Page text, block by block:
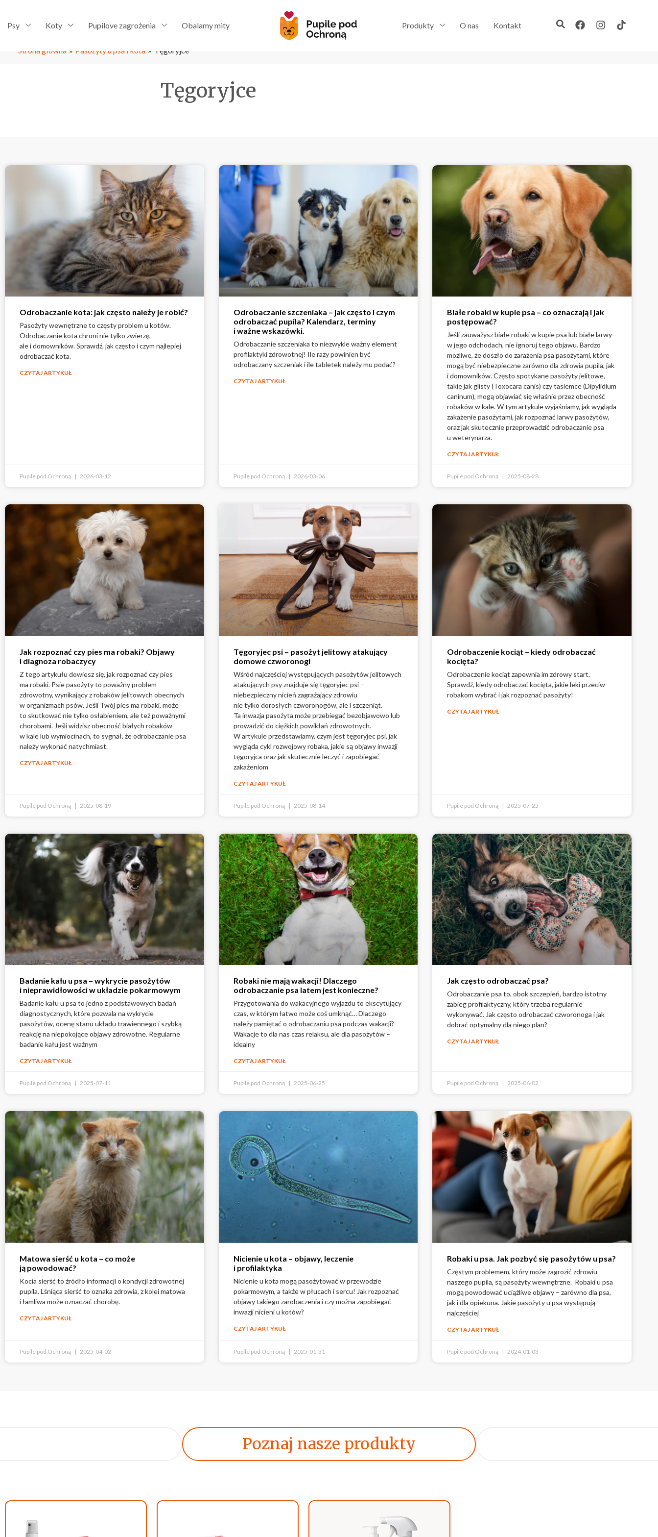
Psy Koty Pupilove zagrożenia Obalamy mity Produkty O nas Kontakt
Strona główna » Pasożyty u psa i kota » Tęgoryjce
Tęgoryjce
Odrobaczanie kota: jak często należy je robić?
Pasożyty wewnętrzne to częsty problem u kotów.
Odrobaczanie kota chroni nie tylko zwierzę,
ale i domowników. Sprawdź, jak często i czym najlepiej
odrobaczać kota.
CZYTAJ ARTYKUŁ
Pupile pod Ochroną 2026-03-12
Odrobaczanie szczeniaka – jak często i czym
odrobaczać pupila? Kalendarz, terminy
i ważne wskazówki.
Odrobaczanie szczeniaka to niezwykle ważny element
profilaktyki zdrowotnej! Ile razy powinien być
odrobaczany szczeniak i ile tabletek należy mu podać?
CZYTAJ ARTYKUŁ
Pupile pod Ochroną 2026-03-06
Białe robaki w kupie psa – co oznaczają i jak
postępować?
Jeśli zauważysz białe robaki w kupie psa lub białe larwy
w jego odchodach, nie ignoruj tego objawu. Bardzo
możliwe, że doszło do zarażenia psa pasożytami, które
mogą być niebezpieczne zarówno dla zdrowia pupila, jak
i domowników. Często spotykane pasożyty jelitowe,
takie jak glisty (Toxocara canis) czy tasiemce (Dipylidium
caninum), mogą objawiać się właśnie przez obecność
robaków w kale. W tym artykule wyjaśniamy, jak wygląda
zakażenie pasożytami, jak rozpoznać larwy pasożytów,
oraz jak skutecznie przeprowadzić odrobaczanie psa
u weterynarza.
CZYTAJ ARTYKUŁ
Pupile pod Ochroną 2025-08-28
Jak rozpoznać czy pies ma robaki? Objawy
i diagnoza robaczycy
Z tego artykułu dowiesz się, jak rozpoznać czy pies
ma robaki. Psie pasożyty to poważny problem
zdrowotny, wynikający z robaków jelitowych obecnych
w organizmach psów. Jeśli Twój pies ma robaki, może
to skutkować nie tylko osłabieniem, ale też poważnymi
chorobami. Jeśli widzisz obecność białych robaków
w kale lub wymiocinach, to sygnał, że odrobaczanie psa
należy wykonać natychmiast.
CZYTAJ ARTYKUŁ
Pupile pod Ochroną 2025-08-19
Tęgoryjec psi – pasożyt jelitowy atakujący
domowe czworonogi
Wśród najczęściej występujących pasożytów jelitowych
atakujących psy znajduje się tęgoryjec psi –
niebezpieczny nicień zagrażający zdrowiu
nie tylko dorosłych czworonogów, ale i szczeniąt.
Ta inwazja pasożyta może przebiegać bezobjawowo lub
prowadzić do ciężkich powikłań zdrowotnych.
W artykule przedstawiamy, czym jest tęgoryjec psi, jak
wygląda cykl rozwojowy robaka, jakie są objawy inwazji
tęgoryjca oraz jak skutecznie leczyć i zapobiegać
zakażeniom
CZYTAJ ARTYKUŁ
Pupile pod Ochroną 2025-08-14
Odrobaczenie kociąt – kiedy odrobaczać
kocięta?
Odrobaczenie kociąt zapewnia im zdrowy start.
Sprawdź, kiedy odrobaczać kocięta, jakie leki przeciw
robakom wybrać i jak rozpoznać pasożyty!
CZYTAJ ARTYKUŁ
Pupile pod Ochroną 2025-07-25
Badanie kału u psa – wykrycie pasożytów
i nieprawidłowości w układzie pokarmowym
Badanie kału u psa to jedno z podstawowych badań
diagnostycznych, które pozwala na wykrycie
pasożytów, ocenę stanu układu trawiennego i szybką
reakcję na niepokojące objawy zdrowotne. Regularne
badanie kału jest ważnym
CZYTAJ ARTYKUŁ
Pupile pod Ochroną 2025-07-11
Robaki nie mają wakacji! Dlaczego
odrobaczanie psa latem jest konieczne?
Przygotowania do wakacyjnego wyjazdu to ekscytujący
czas, w którym łatwo może coś umknąć… Dlaczego
należy pamiętać o odrobaczaniu psa podczas wakacji?
Wakacje to dla nas czas relaksu, ale dla pasożytów –
idealny
CZYTAJ ARTYKUŁ
Pupile pod Ochroną 2025-06-25
Jak często odrobaczać psa?
Odrobaczanie psa to, obok szczepień, bardzo istotny
zabieg profilaktyczny, który trzeba regularnie
wykonywać. Jak często odrobaczać czworonoga i jak
dobrać optymalny dla niego plan?
CZYTAJ ARTYKUŁ
Pupile pod Ochroną 2025-06-02
Matowa sierść u kota – co może
ją powodować?
Kocia sierść to źródło informacji o kondycji zdrowotnej
pupila. Lśniąca sierść to oznaka zdrowia, z kolei matowa
i łamliwa może oznaczać chorobę.
CZYTAJ ARTYKUŁ
Pupile pod Ochroną 2025-04-02
Nicienie u kota – objawy, leczenie
i profilaktyka
Nicienie u kota mogą pasożytować w przewodzie
pokarmowym, a także w płucach i sercu! Jak rozpoznać
objawy takiego zarobaczenia i czy można zapobiegać
inwazji nicieni u kotów?
CZYTAJ ARTYKUŁ
Pupile pod Ochroną 2025-01-31
Robaki u psa. Jak pozbyć się pasożytów u psa?
Częstym problemem, który może zagrozić zdrowiu
naszego pupila, są pasożyty wewnętrzne. Robaki u psa
mogą powodować uciążliwe objawy – zarówno dla psa,
jak i dla opiekuna. Jakie pasożyty u psa występują
najczęściej
CZYTAJ ARTYKUŁ
Pupile pod Ochroną 2024-01-03
Poznaj nasze produkty